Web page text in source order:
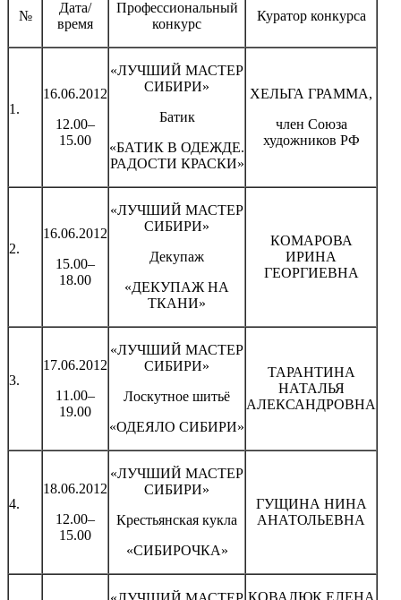
№
Дата/
время
Профессиональный
конкурс
Куратор конкурса
1.
16.06.2012
12.00–
15.00
«ЛУЧШИЙ МАСТЕР
СИБИРИ»
Батик
«БАТИК В ОДЕЖДЕ.
РАДОСТИ КРАСКИ»
ХЕЛЬГА ГРАММА,
член Союза
художников РФ
2.
16.06.2012
15.00–
18.00
«ЛУЧШИЙ МАСТЕР
СИБИРИ»
Декупаж
«ДЕКУПАЖ НА
ТКАНИ»
КОМАРОВА
ИРИНА
ГЕОРГИЕВНА
3.
17.06.2012
11.00–
19.00
«ЛУЧШИЙ МАСТЕР
СИБИРИ»
Лоскутное шитьё
«ОДЕЯЛО СИБИРИ»
ТАРАНТИНА
НАТАЛЬЯ
АЛЕКСАНДРОВНА
4.
18.06.2012
12.00–
15.00
«ЛУЧШИЙ МАСТЕР
СИБИРИ»
Крестьянская кукла
«СИБИРОЧКА»
ГУЩИНА НИНА
АНАТОЛЬЕВНА
КОВАЛЮК ЕЛЕНА